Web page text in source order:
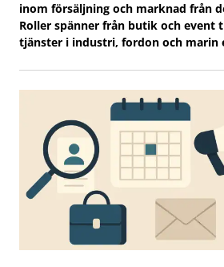
inom försäljning och marknad från
Roller spänner från butik och event
tjänster i industri, fordon och marin